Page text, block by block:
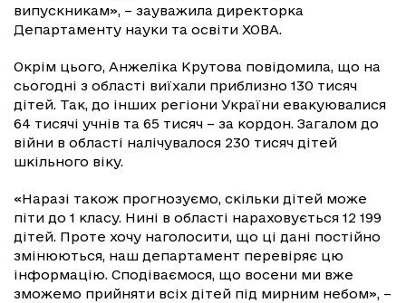
випускникам», – зауважила директорка
Департаменту науки та освіти ХОВА.
Окрім цього, Анжеліка Крутова повідомила, що на
сьогодні з області виїхали приблизно 130 тисяч
дітей. Так, до інших регіони України евакуювалися
64 тисячі учнів та 65 тисяч – за кордон. Загалом до
війни в області налічувалося 230 тисяч дітей
шкільного віку.
«Наразі також прогнозуємо, скільки дітей може
піти до 1 класу. Нині в області нараховується 12 199
дітей. Проте хочу наголосити, що ці дані постійно
змінюються, наш департамент перевіряє цю
інформацію. Сподіваємося, що восени ми вже
зможемо прийняти всіх дітей під мирним небом», –